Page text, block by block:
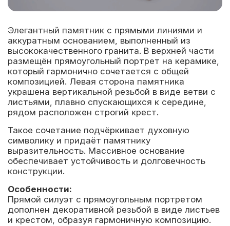
Элегантный памятник с прямыми линиями и
аккуратным основанием, выполненный из
высококачественного гранита. В верхней части
размещён прямоугольный портрет на керамике,
который гармонично сочетается с общей
композицией. Левая сторона памятника
украшена вертикальной резьбой в виде ветви с
листьями, плавно спускающихся к середине,
рядом расположен строгий крест.
Такое сочетание подчёркивает духовную
символику и придаёт памятнику
выразительность. Массивное основание
обеспечивает устойчивость и долговечность
конструкции.
Особенности:
Прямой силуэт с прямоугольным портретом
дополнен декоративной резьбой в виде листьев
и крестом, образуя гармоничную композицию.